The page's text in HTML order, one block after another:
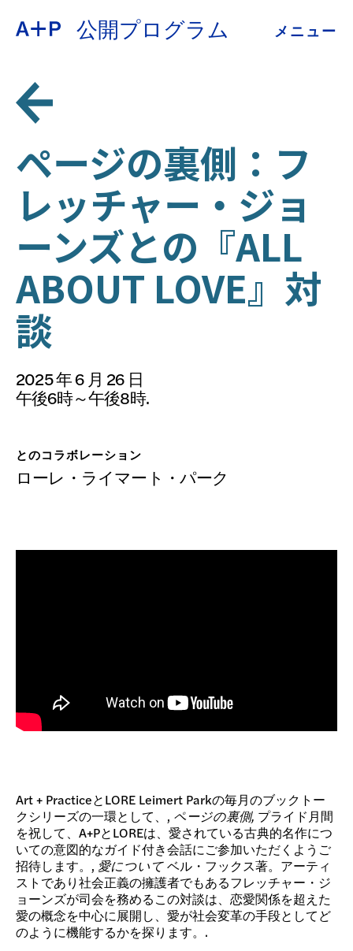
公開プログラム メニュー
約
教育
青少年の育成
展示会
公開プログラム
アーカイブ
寄付
ESPAÑOL
普通话
日本語
ページの裏側：フ
レッチャー・ジョ
ーンズとの『ALL
ABOUT LOVE』対
談
2025 年 6 月 26 日
午後6時～午後8時.
とのコラボレーション
ローレ・ライマート・パーク
Art + PracticeとLORE Leimert Parkの毎月のブックトー
クシリーズの一環として、, ページの裏側, プライド月間
を祝して、A+PとLOREは、愛されている古典的名作につ
いての意図的なガイド付き会話にご参加いただくようご
招待します。, 愛についてベル・フックス著。アーティ
ストであり社会正義の擁護者でもあるフレッチャー・ジ
ョーンズが司会を務めるこの対談は、恋愛関係を超えた
愛の概念を中心に展開し、愛が社会変革の手段としてど
のように機能するかを探ります。.